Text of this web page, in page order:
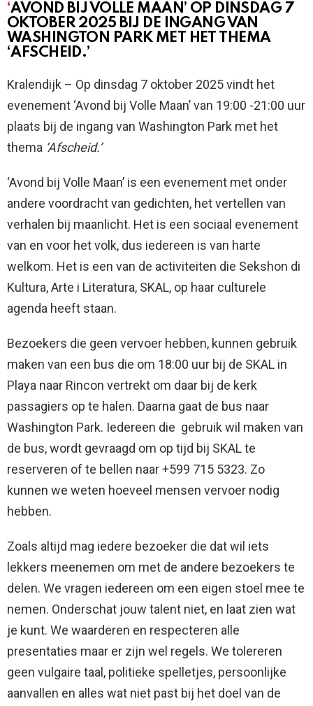
‘AVOND BIJ VOLLE MAAN’ OP DINSDAG 7
OKTOBER 2025 BIJ DE INGANG VAN
WASHINGTON PARK MET HET THEMA
‘AFSCHEID.’
Kralendijk – Op dinsdag 7 oktober 2025 vindt het
evenement ‘Avond bij Volle Maan’ van 19:00 -21:00 uur
plaats bij de ingang van Washington Park met het
thema ‘Afscheid.’
‘Avond bij Volle Maan’ is een evenement met onder
andere voordracht van gedichten, het vertellen van
verhalen bij maanlicht. Het is een sociaal evenement
van en voor het volk, dus iedereen is van harte
welkom. Het is een van de activiteiten die Sekshon di
Kultura, Arte i Literatura, SKAL, op haar culturele
agenda heeft staan.
Bezoekers die geen vervoer hebben, kunnen gebruik
maken van een bus die om 18:00 uur bij de SKAL in
Playa naar Rincon vertrekt om daar bij de kerk
passagiers op te halen. Daarna gaat de bus naar
Washington Park. Iedereen die gebruik wil maken van
de bus, wordt gevraagd om op tijd bij SKAL te
reserveren of te bellen naar +599 715 5323. Zo
kunnen we weten hoeveel mensen vervoer nodig
hebben.
Zoals altijd mag iedere bezoeker die dat wil iets
lekkers meenemen om met de andere bezoekers te
delen. We vragen iedereen om een eigen stoel mee te
nemen. Onderschat jouw talent niet, en laat zien wat
je kunt. We waarderen en respecteren alle
presentaties maar er zijn wel regels. We tolereren
geen vulgaire taal, politieke spelletjes, persoonlijke
aanvallen en alles wat niet past bij het doel van de